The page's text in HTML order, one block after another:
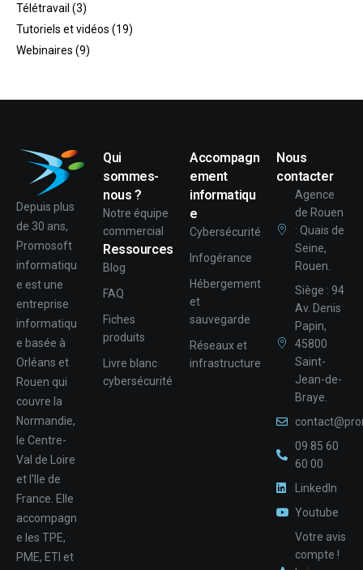
Télétravail (3)
Tutoriels et vidéos (19)
Webinaires (9)
Depuis plus
de 30 ans,
Promosoft
informatiqu
e est une
entreprise
informatiqu
e basée à
Orléans et
Rouen qui
couvre la
Normandie,
le Centre-
Val de Loire
et l'Ile de
France. Elle
accompagn
e les TPE,
PME, ETI et
Qui
sommes-
nous ?
Notre équipe
commercial
Ressources
Blog
FAQ
Fiches
produits
Livre blanc
cybersécurité
Accompagn
ement
informatiqu
e
Cybersécurité
Infogérance
Hébergement
et
sauvegarde
Réseaux et
infrastructure
Nous
contacter
Agence
de Rouen
: Quais de
Seine,
Rouen.
Siège : 94
Av. Denis
Papin,
45800
Saint-
Jean-de-
Braye.
09 85 60
60 00
LinkedIn
Youtube
Votre avis
compte !